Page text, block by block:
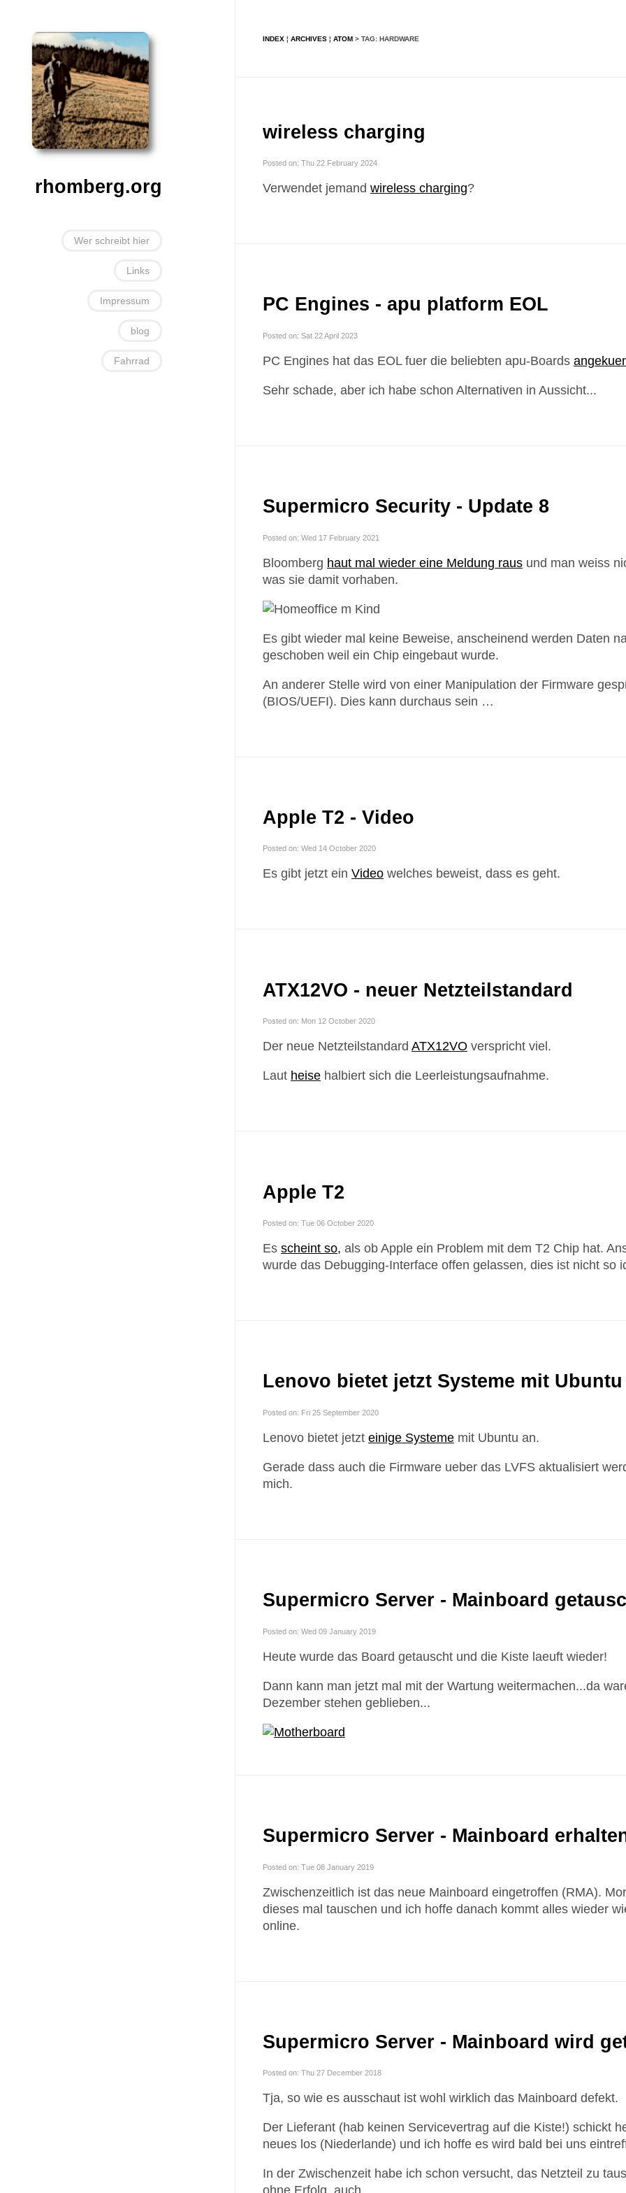
rhomberg.org
Wer schreibt hier
Links
Impressum
blog
Fahrrad
INDEX ¦ ARCHIVES ¦ ATOM > TAG: HARDWARE
wireless charging
Posted on: Thu 22 February 2024
Verwendet jemand wireless charging?
PC Engines - apu platform EOL
Posted on: Sat 22 April 2023
PC Engines hat das EOL fuer die beliebten apu-Boards
Sehr schade, aber ich habe schon Alternativen in Aussicht...
Supermicro Security - Update 8
Posted on: Wed 17 February 2021
Bloomberg haut mal wieder eine Meldung raus und man weiss
was sie damit vorhaben.
Es gibt wieder mal keine Beweise, anscheinend werden Daten
geschoben weil ein Chip eingebaut wurde.
An anderer Stelle wird von einer Manipulation der Firmware
(BIOS/UEFI). Dies kann durchaus sein …
Apple T2 - Video
Posted on: Wed 14 October 2020
Es gibt jetzt ein Video welches beweist, dass es geht.
ATX12VO - neuer Netzteilstandard
Posted on: Mon 12 October 2020
Der neue Netzteilstandard ATX12VO verspricht viel.
Laut heise halbiert sich die Leerleistungsaufnahme.
Apple T2
Posted on: Tue 06 October 2020
Es scheint so, als ob Apple ein Problem mit dem T2 Chip hat.
wurde das Debugging-Interface offen gelassen, dies ist nicht so
Lenovo bietet jetzt Systeme mit Ubuntu
Posted on: Fri 25 September 2020
Lenovo bietet jetzt einige Systeme mit Ubuntu an.
Gerade dass auch die Firmware ueber das LVFS aktualisiert
mich.
Supermicro Server - Mainboard
Posted on: Wed 09 January 2019
Heute wurde das Board getauscht und die Kiste laeuft wieder!
Dann kann man jetzt mal mit der Wartung weitermachen...da
Dezember stehen geblieben...
Supermicro Server - Mainboard
Posted on: Tue 08 January 2019
Zwischenzeitlich ist das neue Mainboard eingetroffen (RMA).
dieses mal tauschen und ich hoffe danach kommt alles wieder
online.
Supermicro Server - Mainboard wird
Posted on: Thu 27 December 2018
Tja, so wie es ausschaut ist wohl wirklich das Mainboard defekt.
Der Lieferant (hab keinen Servicevertrag auf die Kiste!) schickt
neues los (Niederlande) und ich hoffe es wird bald bei uns
In der Zwischenzeit habe ich schon versucht, das Netzteil zu